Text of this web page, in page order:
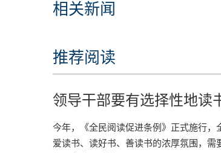
相关新闻
推荐阅读
领导干部要有选择性地读
今年，《全民阅读促进条例》正式施行，
爱读书、读好书、善读书的浓厚氛围，需